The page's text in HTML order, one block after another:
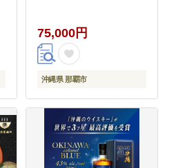
75,000円
沖縄県 那覇市